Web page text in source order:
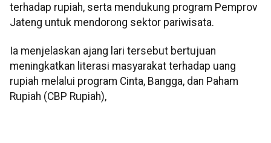
terhadap rupiah, serta mendukung program Pemprov
Jateng untuk mendorong sektor pariwisata.
Ia menjelaskan ajang lari tersebut bertujuan
meningkatkan literasi masyarakat terhadap uang
rupiah melalui program Cinta, Bangga, dan Paham
Rupiah (CBP Rupiah),